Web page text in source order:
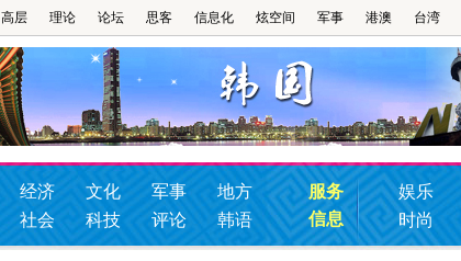
高层 理论 论坛 思客 信息化 炫空间 军事 港澳 台湾
经济 文化 军事
地方
社会 科技 评论 韩语
服务
信息
娱乐
时尚